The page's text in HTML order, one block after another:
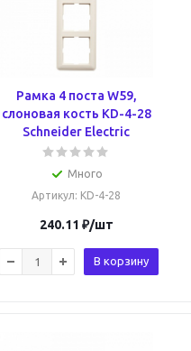
Рамка 4 поста W59,
слоновая кость KD-4-28
Schneider Electric
Много
Артикул: KD-4-28
240.11 ₽/шт
В корзину